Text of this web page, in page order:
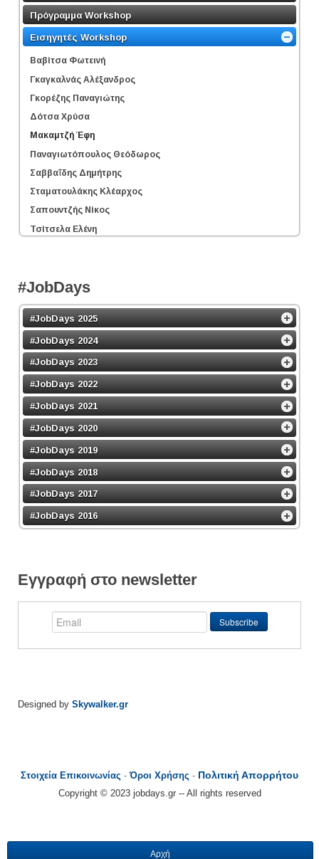
Πρόγραμμα Workshop
Εισηγητές Workshop
Βαβίτσα Φωτεινή
Γκαγκαλνάς Αλέξανδρος
Γκορέζης Παναγιώτης
Δότσα Χρύσα
Μακαμτζή Έφη
Παναγιωτόπουλος Θεόδωρος
Σαββαΐδης Δημήτρης
Σταματουλάκης Κλέαρχος
Σαπουντζής Νίκος
Τσίτσελα Ελένη
#JobDays
#JobDays 2025
#JobDays 2024
#JobDays 2023
#JobDays 2022
#JobDays 2021
#JobDays 2020
#JobDays 2019
#JobDays 2018
#JobDays 2017
#JobDays 2016
Εγγραφή στο newsletter
Designed by Skywalker.gr
Στοιχεία Επικοινωνίας -Όροι Χρήσης - Πολιτική Απορρήτου
Copyright © 2023 jobdays.gr -- All rights reserved
Αρχή